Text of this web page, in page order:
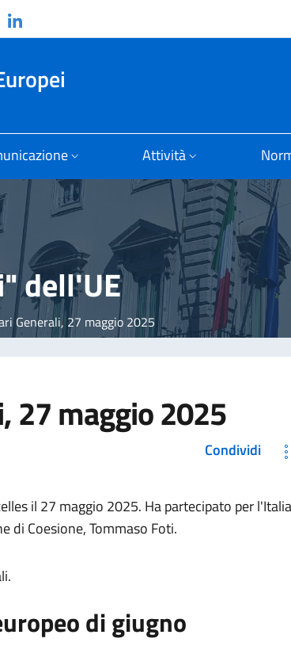
Instagram
Attività
dell'UE
Generali, 27 maggio 2025
27 maggio 2025
Condividi
il 27 maggio 2025. Ha partecipato per l'Italia
di Coesione, Tommaso Foti.
di giugno